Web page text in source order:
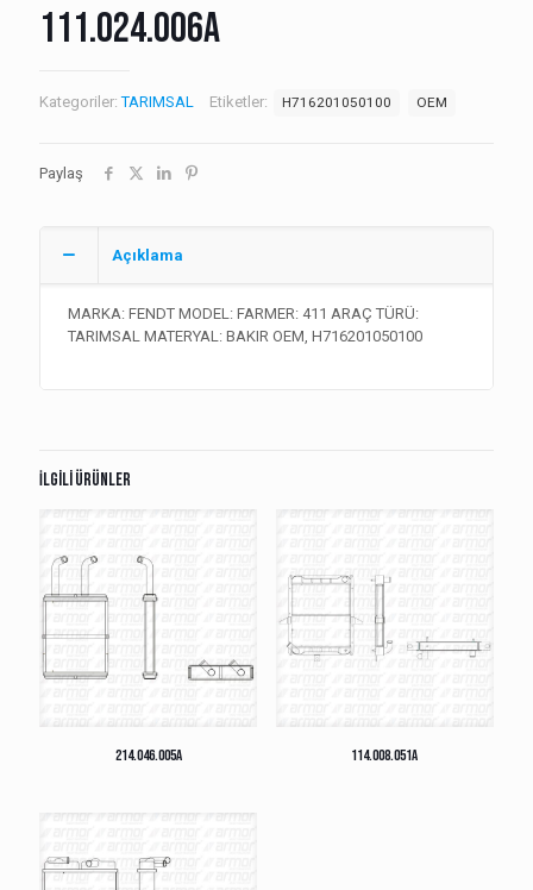
111.024.006A
Kategoriler:TARIMSAL Etiketler: H716201050100 OEM
Paylaş
Açıklama
MARKA: FENDT MODEL: FARMER: 411 ARAÇ TÜRÜ:
TARIMSAL MATERYAL: BAKIR OEM, H716201050100
İlgili ürünler
214.046.005A 114.008.051A